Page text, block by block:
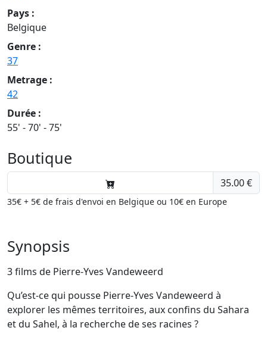
Pays :
Belgique
Genre :
37
Metrage :
42
Durée :
55' - 70' - 75'
Boutique
35.00 €
35€ + 5€ de frais d'envoi en Belgique ou 10€ en Europe
Synopsis
3 films de Pierre-Yves Vandeweerd
Qu’est-ce qui pousse Pierre-Yves Vandeweerd à
explorer les mêmes territoires, aux confins du Sahara
et du Sahel, à la recherche de ses racines ?